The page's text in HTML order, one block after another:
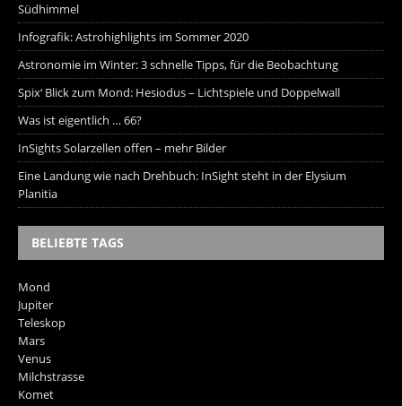
Südhimmel
Infografik: Astrohighlights im Sommer 2020
Astronomie im Winter: 3 schnelle Tipps, für die Beobachtung
Spix‘ Blick zum Mond: Hesiodus – Lichtspiele und Doppelwall
Was ist eigentlich … 66?
InSights Solarzellen offen – mehr Bilder
Eine Landung wie nach Drehbuch: InSight steht in der Elysium
Planitia
BELIEBTE TAGS
Mond
Jupiter
Teleskop
Mars
Venus
Milchstrasse
Komet